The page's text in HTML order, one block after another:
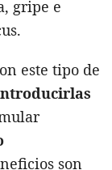
gripe e
este tipo de
son